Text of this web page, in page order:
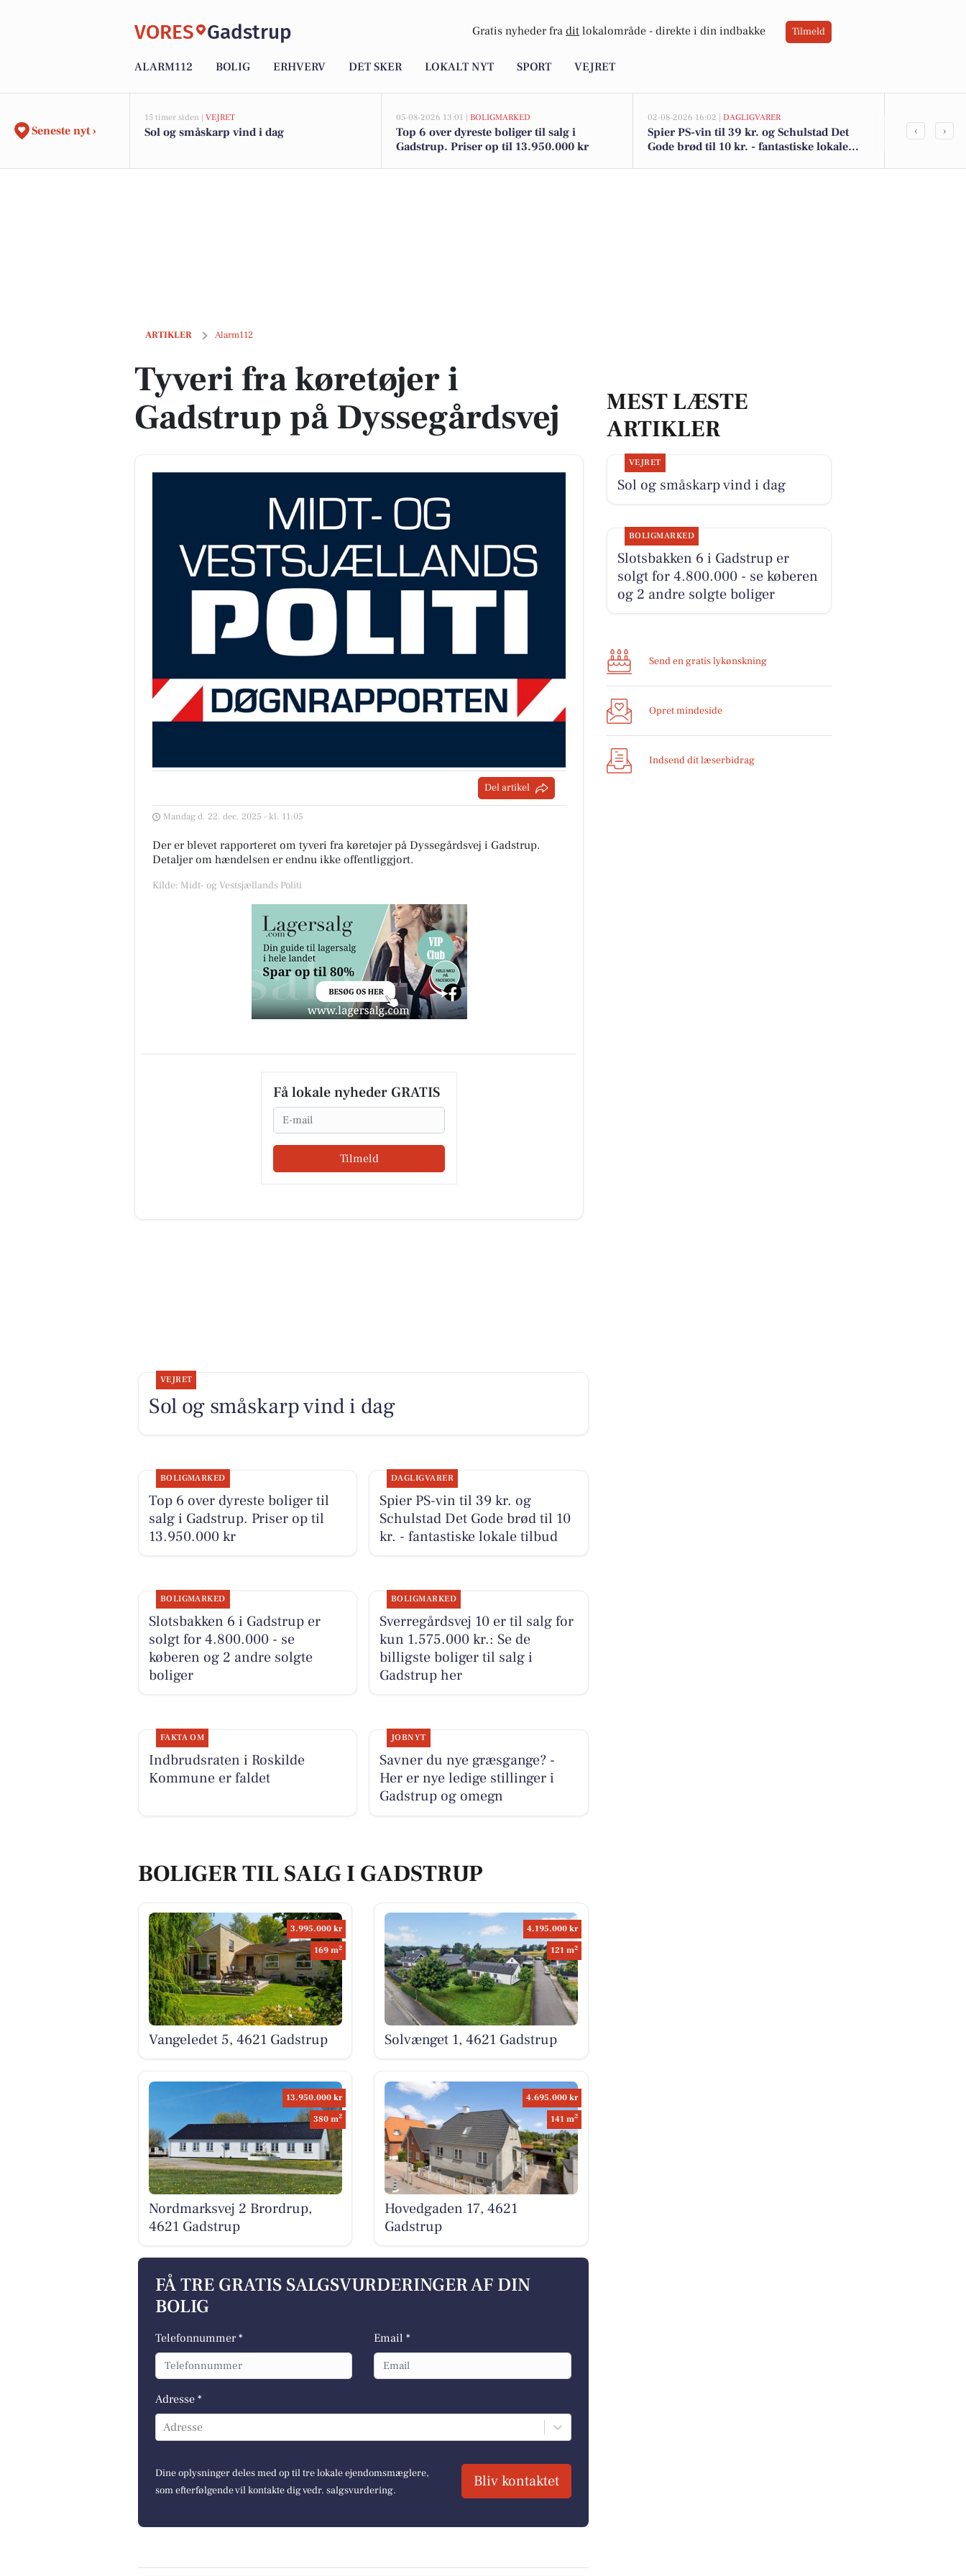
VORES Gadstrup Gratis nyheder fra dit lokalområde - direkte i din indbakke Tilmeld
ALARM112 BOLIG ERHVERV DET SKER LOKALT NYT SPORT VEJRET
Seneste nyt ›
15 timer siden | VEJRET
Sol og småskarp vind i dag
05-08-2026 13:01 | BOLIGMARKED
Top 6 over dyreste boliger til salg i
Gadstrup. Priser op til 13.950.000 kr
02-08-2026 16:02 | DAGLIGVARER
Spier PS-vin til 39 kr. og Schulstad Det
Gode brød til 10 kr. - fantastiske lokale
‹ ›
ARTIKLER Alarm112
Tyveri fra køretøjer i Gadstrup på Dyssegårdsvej
Tyveri fra køretøjer i
Gadstrup på Dyssegårdsvej
Del artikel
Mandag d. 22. dec. 2025 - kl. 11:05
Der er blevet rapporteret om tyveri fra køretøjer på Dyssegårdsvej i Gadstrup.
Detaljer om hændelsen er endnu ikke offentliggjort.
Kilde: Midt- og Vestsjællands Politi
Få lokale nyheder GRATIS
Email
Tilmeld
MEST LÆSTE
ARTIKLER
VEJRET
Sol og småskarp vind i dag
BOLIGMARKED
Slotsbakken 6 i Gadstrup er
solgt for 4.800.000 - se køberen
og 2 andre solgte boliger
Send en gratis lykønskning
Opret mindeside
Indsend dit læserbidrag
VEJRET
Sol og småskarp vind i dag
BOLIGMARKED
Top 6 over dyreste boliger til
salg i Gadstrup. Priser op til
13.950.000 kr
DAGLIGVARER
Spier PS-vin til 39 kr. og
Schulstad Det Gode brød til 10
kr. - fantastiske lokale tilbud
BOLIGMARKED
Slotsbakken 6 i Gadstrup er
solgt for 4.800.000 - se
køberen og 2 andre solgte
boliger
BOLIGMARKED
Sverregårdsvej 10 er til salg for
kun 1.575.000 kr.: Se de
billigste boliger til salg i
Gadstrup her
FAKTA OM
Indbrudsraten i Roskilde
Kommune er faldet
JOBNYT
Savner du nye græsgange? -
Her er nye ledige stillinger i
Gadstrup og omegn
BOLIGER TIL SALG I GADSTRUP
3.995.000 kr
169 m2
Vangeledet 5, 4621 Gadstrup
4.195.000 kr
121 m2
Solvænget 1, 4621 Gadstrup
13.950.000 kr
380 m2
Nordmarksvej 2 Brordrup,
4621 Gadstrup
4.695.000 kr
141 m2
Hovedgaden 17, 4621
Gadstrup
FÅ TRE GRATIS SALGSVURDERINGER AF DIN
BOLIG
Telefonnummer * Email *
Adresse *
Adresse
Dine oplysninger deles med op til tre lokale ejendomsmæglere,
som efterfølgende vil kontakte dig vedr. salgsvurdering.
Bliv kontaktet